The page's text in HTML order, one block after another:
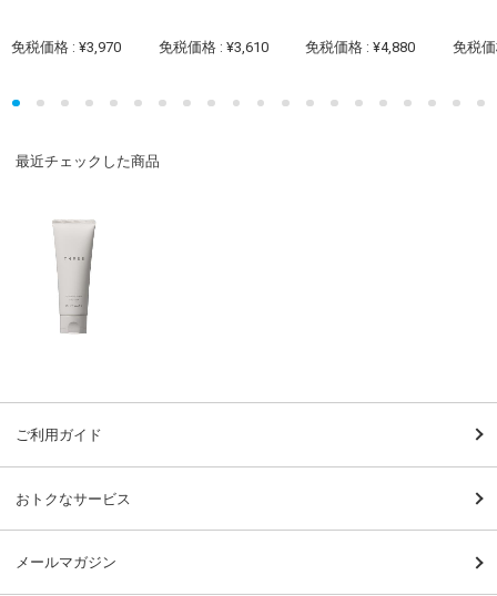
免税価格 : ¥3,970 免税価格 : ¥3,610 免税価格 : ¥4,880 免税
最近チェックした商品
ご利用ガイド
おトクなサービス
メールマガジン